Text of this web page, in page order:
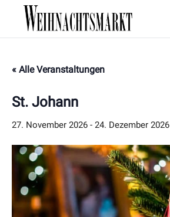
« Alle Veranstaltungen
St. Johann
27. November 2026 - 24. Dezember 2026